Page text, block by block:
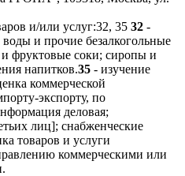
и/или услуг:32, 35 32 -
и прочие безалкогольные
фруктовые соки; сиропы и
напитков.35 - изучение
коммерческой
экспорту, по
деловая;
лиц]; снабженческие
товаров и услуги
коммерческими или